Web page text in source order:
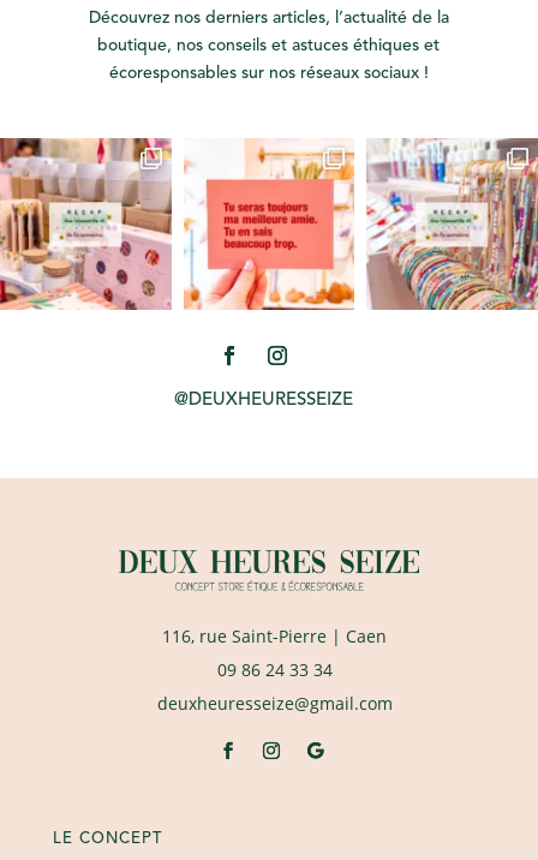
Découvrez nos derniers articles, l’actualité de la
boutique, nos conseils et astuces éthiques et
écoresponsables sur nos réseaux sociaux !
@DEUXHEURESSEIZE
116, rue Saint-Pierre | Caen
09 86 24 33 34
deuxheuresseize@gmail.com
LE CONCEPT